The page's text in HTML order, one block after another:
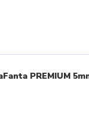
PREMIUM